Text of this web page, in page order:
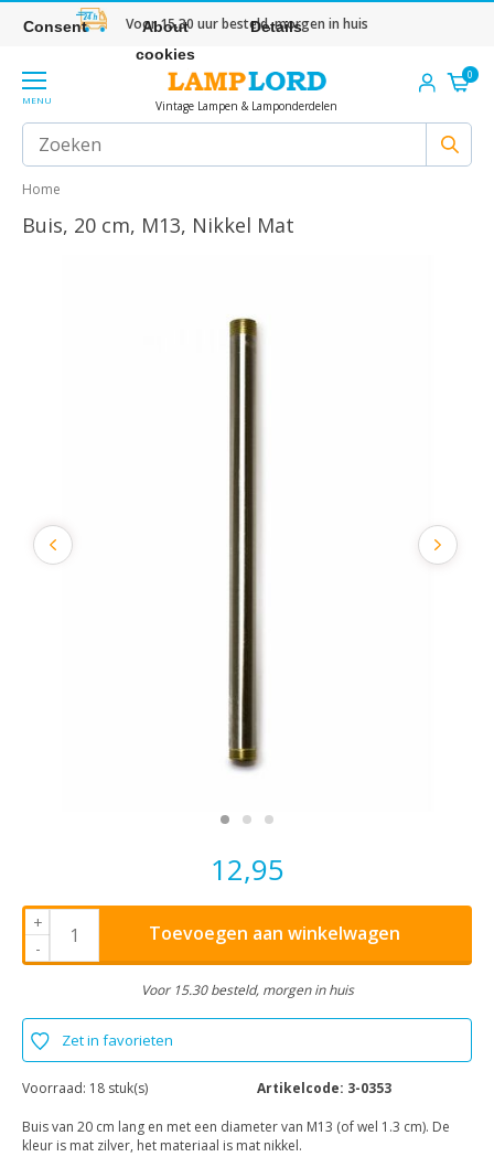
Voor 15.30 uur besteld, morgen in huis
MENU Vintage Lampen & Lamponderdelen
0
Home
Buis, 20 cm, M13, Nikkel Mat
12,95
+
-
Toevoegen aan winkelwagen
Voor 15.30 besteld, morgen in huis
Zet in favorieten
Voorraad: 18 stuk(s) Artikelcode: 3-0353
Buis van 20 cm lang en met een diameter van M13 (of wel 1.3 cm). De
kleur is mat zilver, het materiaal is mat nikkel.
Consent
About
cookies
Details